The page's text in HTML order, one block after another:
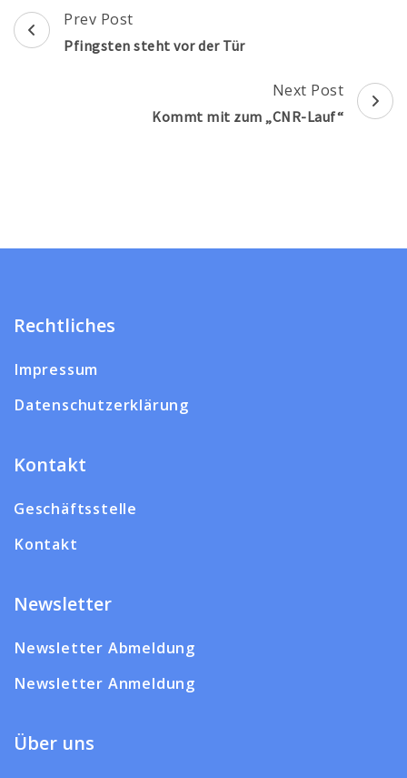
Post
Navigation
Prev Post
Pfingsten steht vor der Tür
Next Post
Kommt mit zum „CNR-Lauf“
Rechtliches
Impressum
Datenschutzerklärung
Kontakt
Geschäftsstelle
Kontakt
Newsletter
Newsletter Abmeldung
Newsletter Anmeldung
Über uns